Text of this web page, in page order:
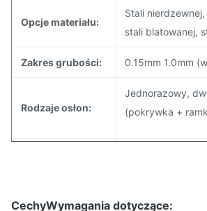
Opcje materiału:
Stali
stali blatowanej,
Zakres grubości: 0.15mm 1.0mm
Rodzaje osłon:
Jednorazowy,
(pokrywka +
CechyWymagania dotyczące: